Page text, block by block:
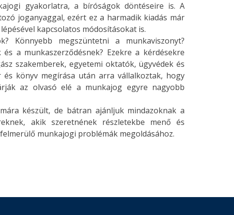
gyakorlatra, a bíróságok döntéseire is. A
joganyaggal, ezért ez a harmadik kiadás már
kapcsolatos módosításokat is.
Könnyebb megszüntetni a munkaviszonyt?
a munkaszerződésnek? Ezekre a kérdésekre
szakemberek, egyetemi oktatók, ügyvédek és
könyv megírása után arra vállalkoztak, hogy
az olvasó elé a munkajog egyre nagyobb
készült, de bátran ajánljuk mindazoknak a
akik szeretnének részletekbe menő és
munkajogi problémák megoldásához.